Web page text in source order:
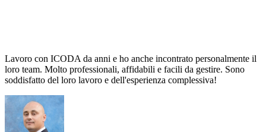
Lavoro con ICODA da anni e ho anche incontrato personalmente il
loro team. Molto professionali, affidabili e facili da gestire. Sono
soddisfatto del loro lavoro e dell'esperienza complessiva!